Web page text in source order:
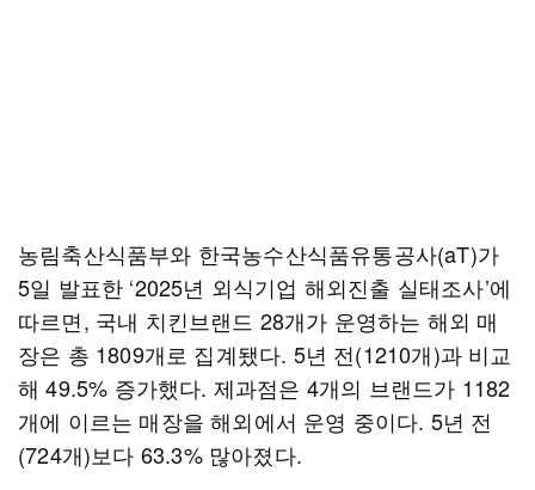
농림축산식품부와 한국농수산식품유통공사(aT)가
5일 발표한 ‘2025년 외식기업 해외진출 실태조사’에
따르면, 국내 치킨브랜드 28개가 운영하는 해외 매
장은 총 1809개로 집계됐다. 5년 전(1210개)과 비교
해 49.5% 증가했다. 제과점은 4개의 브랜드가 1182
개에 이르는 매장을 해외에서 운영 중이다. 5년 전
(724개)보다 63.3% 많아졌다.